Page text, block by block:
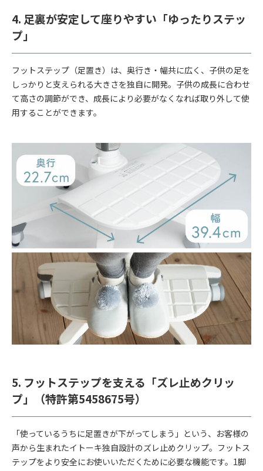
4. 足裏が安定して座りやすい「ゆったりステッ
プ」
フットステップ（足置き）は、奥行き・幅共に広く、子供の足を
しっかりと支えられる大きさを独自に開発。子供の成長に合わせ
て高さの調節ができ、成長により必要がなくなれば取り外して使
用することができます。
5. フットステップを支える「ズレ止めクリッ
プ」（特許第5458675号）
「使っているうちに足置きが下がってしまう」という、お客様の
声から生まれたイトーキ独自設計のズレ止めクリップ。フットス
テップをより安全にお使いいただくために必要な機能です。1脚